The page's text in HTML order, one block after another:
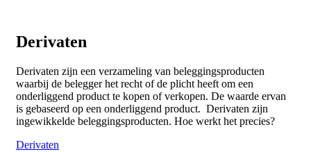
Derivaten
Derivaten zijn een verzameling van beleggingsproducten
waarbij de belegger het recht of de plicht heeft om een
onderliggend product te kopen of verkopen. De waarde ervan
is gebaseerd op een onderliggend product. Derivaten zijn
ingewikkelde beleggingsproducten. Hoe werkt het precies?
Derivaten